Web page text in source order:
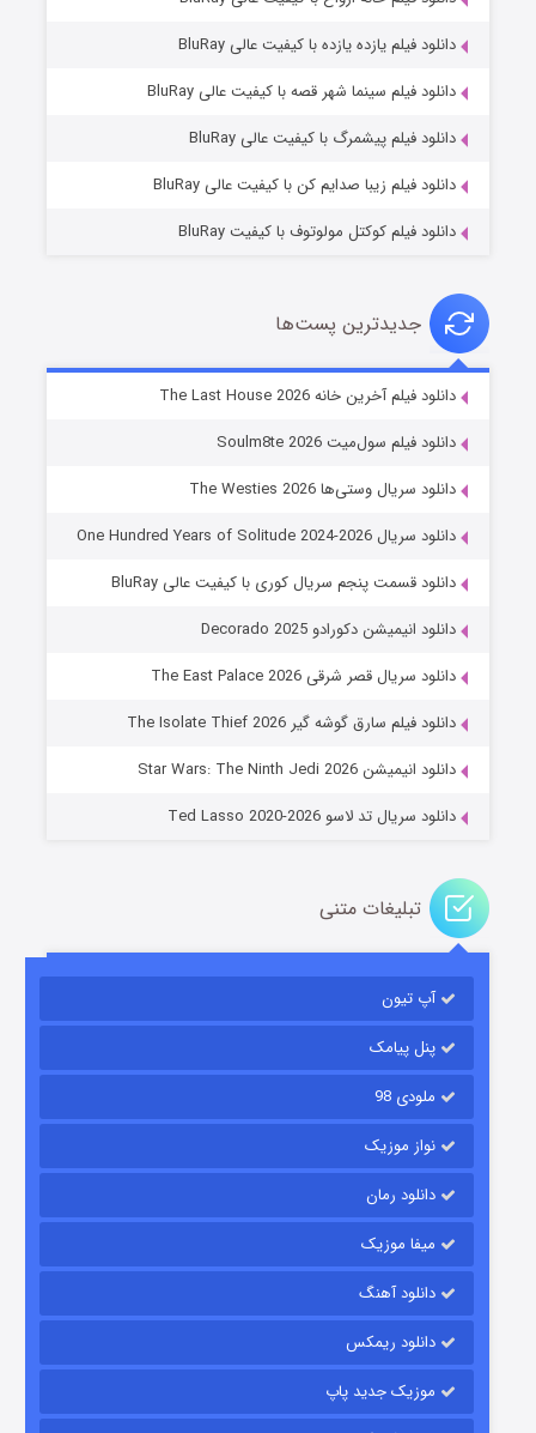
خاندان اژدها فصل ۳
جادوگری در مغولستان
قسمت۱۴ (زیرنویس) منتشر شد
قسمت
دانلود فیلم یازده یازده با کیفیت عالی BluRay
دانلود فیلم سینما شهر قصه با کیفیت عالی BluRay
دانلود فیلم پیشمرگ با کیفیت عالی BluRay
دانلود فیلم زیبا صدایم کن با کیفیت عالی BluRay
دانلود فیلم کوکتل مولوتوف با کیفیت BluRay
جدیدترین پست‌ها
دانلود فیلم آخرین خانه The Last House 2026
دانلود فیلم سول‌میت Soulm8te 2026
دانلود سریال وستی‌ها The Westies 2026
دانلود سریال One Hundred Years of Solitude 2024-2026
دانلود قسمت پنجم سریال کوری با کیفیت عالی BluRay
دانلود انیمیشن دکورادو Decorado 2025
دانلود سریال قصر شرقی The East Palace 2026
دانلود فیلم سارق گوشه گیر The Isolate Thief 2026
دانلود انیمیشن Star Wars: The Ninth Jedi 2026
دانلود سریال تد لاسو Ted Lasso 2020-2026
تبلیغات متنی
آپ تیون
پنل پیامک
ملودی 98
نواز موزیک
دانلود رمان
میفا موزیک
دانلود آهنگ
دانلود ریمکس
موزیک جدید پاپ